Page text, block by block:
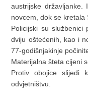
austrijske državljanke.
novcem, dok se kretala
Policijski su službenici
dviju oštećenih, kao i
77-godišnjakinje
Materijalna šteta cijeni
Protiv obojice slijedi
odvjetništvu.